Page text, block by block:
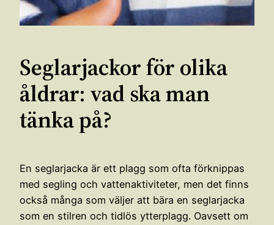
Seglarjackor för olika
åldrar: vad ska man
tänka på?
En seglarjacka är ett plagg som ofta förknippas
med segling och vattenaktiviteter, men det finns
också många som väljer att bära en seglarjacka
som en stilren och tidlös ytterplagg. Oavsett om